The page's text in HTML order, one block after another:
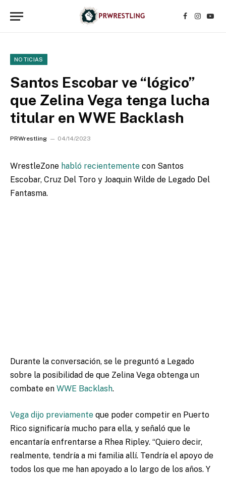
Facebook
NOTICIAS
Santos Escobar ve “lógico”
que Zelina Vega tenga lucha
titular en WWE Backlash
PRWrestling 04/14/2023
WrestleZone habló recientemente con Santos
Escobar, Cruz Del Toro y Joaquin Wilde de Legado Del
Fantasma.
Durante la conversación, se le preguntó a Legado
sobre la posibilidad de que Zelina Vega obtenga un
combate en WWE Backlash.
Vega dijo previamente que poder competir en Puerto
Rico significaría mucho para ella, y señaló que le
encantaría enfrentarse a Rhea Ripley. “Quiero decir,
realmente, tendría a mi familia allí. Tendría el apoyo de
todos los que me han apoyado a lo largo de los años. Y